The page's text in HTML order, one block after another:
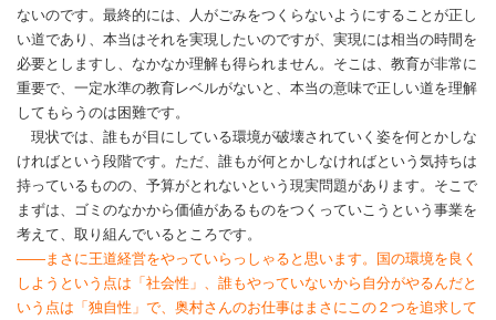
ないのです。最終的には、人がごみをつくらないようにすることが正し
い道であり、本当はそれを実現したいのですが、実現には相当の時間を
必要としますし、なかなか理解も得られません。そこは、教育が非常に
重要で、一定水準の教育レベルがないと、本当の意味で正しい道を理解
してもらうのは困難です。
現状では、誰もが目にしている環境が破壊されていく姿を何とかしな
ければという段階です。ただ、誰もが何とかしなければという気持ちは
持っているものの、予算がとれないという現実問題があります。そこで
まずは、ゴミのなかから価値があるものをつくっていこうという事業を
考えて、取り組んでいるところです。
――まさに王道経営をやっていらっしゃると思います。国の環境を良く
しようという点は「社会性」、誰もやっていないから自分がやるんだと
いう点は「独自性」で、奥村さんのお仕事はまさにこの２つを追求して